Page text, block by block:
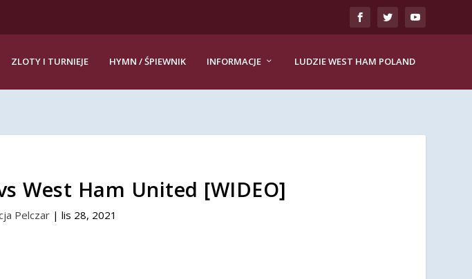
ZLOTY I TURNIEJE HYMN / ŚPIEWNIK INFORMACJE LUDZIE WEST HAM POLAND
West Ham United [WIDEO]
Pelczar | lis 28, 2021